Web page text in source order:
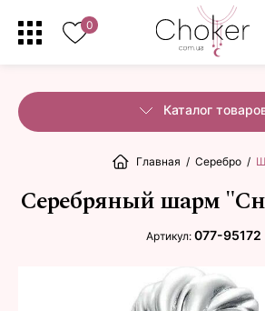
0
Каталог
Главная / Серебро /
Серебряный шарм
Артикул: 077-95172